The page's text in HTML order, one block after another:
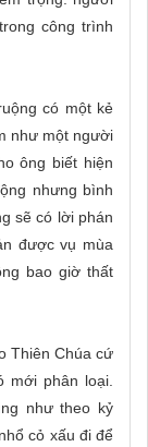
công trình
có một kẻ
như một người
ông biết hiện
nhưng bình
sẽ có lời phán
được vụ mùa
bao giờ thất
Thiên Chúa cứ
mới phân loại.
như theo kỷ
cỏ xấu đi để